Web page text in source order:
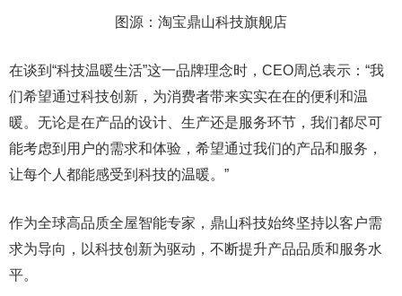
图源：淘宝鼎山科技旗舰店
在谈到“科技温暖生活”这一品牌理念时，CEO周总表示：“我
们希望通过科技创新，为消费者带来实实在在的便利和温
暖。无论是在产品的设计、生产还是服务环节，我们都尽可
能考虑到用户的需求和体验，希望通过我们的产品和服务，
让每个人都能感受到科技的温暖。”
作为全球高品质全屋智能专家，鼎山科技始终坚持以客户需
求为导向，以科技创新为驱动，不断提升产品品质和服务水
平。